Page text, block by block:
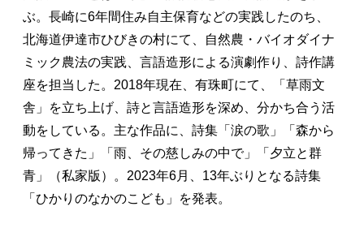
ぶ。長崎に6年間住み自主保育などの実践したのち、
北海道伊達市ひびきの村にて、自然農・バイオダイナ
ミック農法の実践、言語造形による演劇作り、詩作講
座を担当した。2018年現在、有珠町にて、「草雨文
舎」を立ち上げ、詩と言語造形を深め、分かち合う活
動をしている。主な作品に、詩集「涙の歌」「森から
帰ってきた」「雨、その慈しみの中で」「夕立と群
青」（私家版）。2023年6月、13年ぶりとなる詩集
「ひかりのなかのこども」を発表。